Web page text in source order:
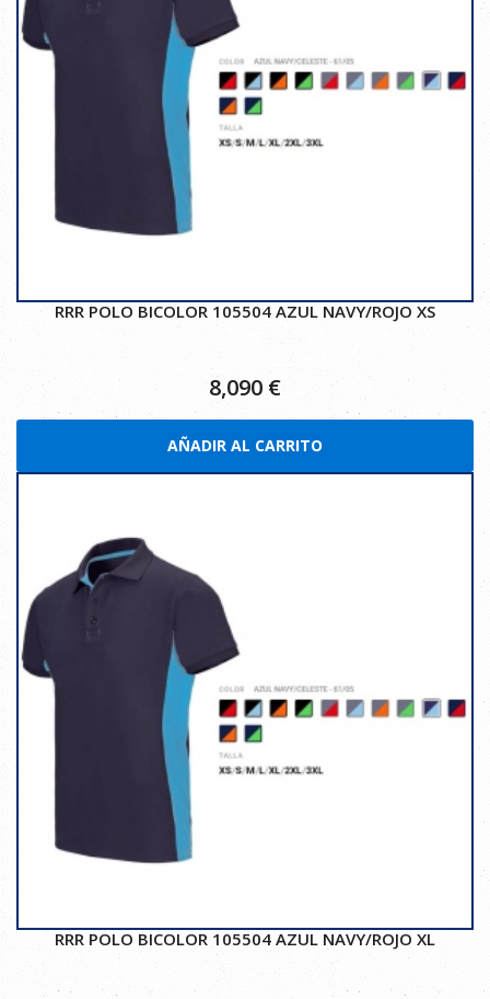
RRR POLO BICOLOR 105504 AZUL NAVY/ROJO XS
8,090 €
AÑADIR AL CARRITO
RRR POLO BICOLOR 105504 AZUL NAVY/ROJO XL